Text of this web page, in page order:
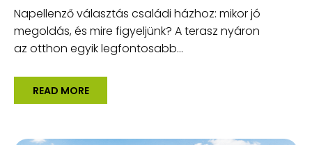
Napellenző választás családi házhoz: mikor jó
megoldás, és mire figyeljünk? A terasz nyáron
az otthon egyik legfontosabb...
READ MORE